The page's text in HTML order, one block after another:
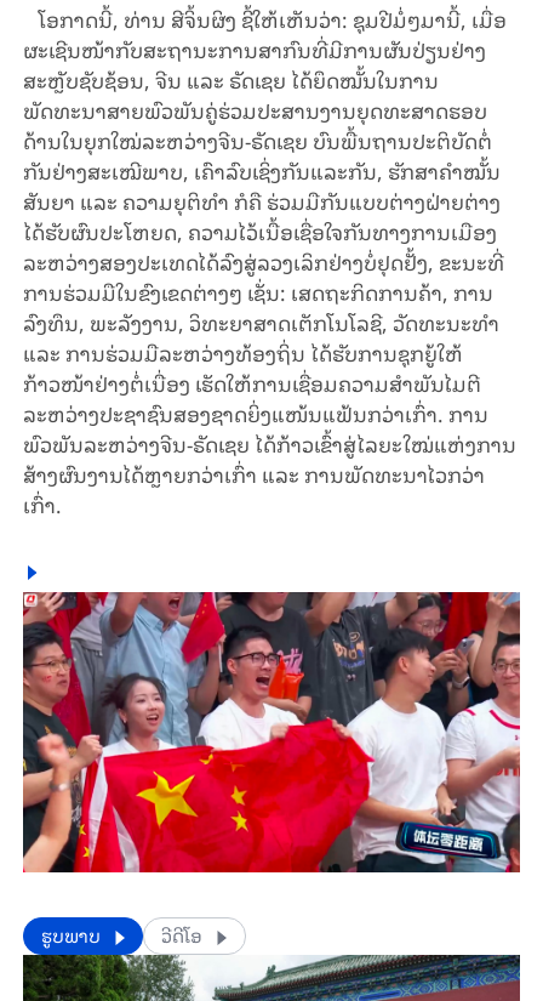
ໂອກາດນີ້, ທ່ານ ສີຈິ້ນຜິງ ຊີ້ໃຫ້ເຫັນວ່າ: ຊຸມປີມໍ່ໆມານີ້, ເມື່ອ
ຜະເຊີນໜ້າກັບສະຖານະການສາກົນທີ່ມີການຜັນປ່ຽນຢ່າງ
ສະຫຼັບຊັບຊ້ອນ, ຈີນ ແລະ ຣັດເຊຍ ໄດ້ຍຶດໝັ້ນໃນການ
ພັດທະນາສາຍພົວພັນຄູ່ຮ່ວມປະສານງານຍຸດທະສາດຮອບ
ດ້ານໃນຍຸກໃໝ່ລະຫວ່າງຈີນ-ຣັດເຊຍ ບົນພື້ນຖານປະຕິບັດຕໍ່
ກັນຢ່າງສະເໝີພາບ, ເຄົາລົບເຊິ່ງກັນແລະກັນ, ຮັກສາຄໍາໝັ້ນ
ສັນຍາ ແລະ ຄວາມຍຸຕິທໍາ ກໍຄື ຮ່ວມມືກັນແບບຕ່າງຝ່າຍຕ່າງ
ໄດ້ຮັບຜົນປະໂຫຍດ, ຄວາມໄວ້ເນື້ອເຊື່ອໃຈກັນທາງການເມືອງ
ລະຫວ່າງສອງປະເທດໄດ້ລົງສູ່ລວງເລິກຢ່າງບໍ່ຢຸດຢັ້ງ, ຂະນະທີ່
ການຮ່ວມມືໃນຂົງເຂດຕ່າງໆ ເຊັ່ນ: ເສດຖະກິດການຄ້າ, ການ
ລົງທຶນ, ພະລັງງານ, ວິທະຍາສາດເຕັກໂນໂລຊີ, ວັດທະນະທໍາ
ແລະ ການຮ່ວມມືລະຫວ່າງທ້ອງຖິ່ນ ໄດ້ຮັບການຊຸກຍູ້ໃຫ້
ກ້າວໜ້າຢ່າງຕໍ່ເນື່ອງ ເຮັດໃຫ້ການເຊື່ອມຄວາມສໍາພັນໄມຕີ
ລະຫວ່າງປະຊາຊົນສອງຊາດຍິ່ງແໜ້ນແຟ້ນກວ່າເກົ່າ. ການ
ພົວພັນລະຫວ່າງຈີນ-ຣັດເຊຍ ໄດ້ກ້າວເຂົ້າສູ່ໄລຍະໃໝ່ແຫ່ງການ
ສ້າງຜົນງານໄດ້ຫຼາຍກວ່າເກົ່າ ແລະ ການພັດທະນາໄວກວ່າ
ເກົ່າ.
​​ຮູບພາບ ວີດີໂອ